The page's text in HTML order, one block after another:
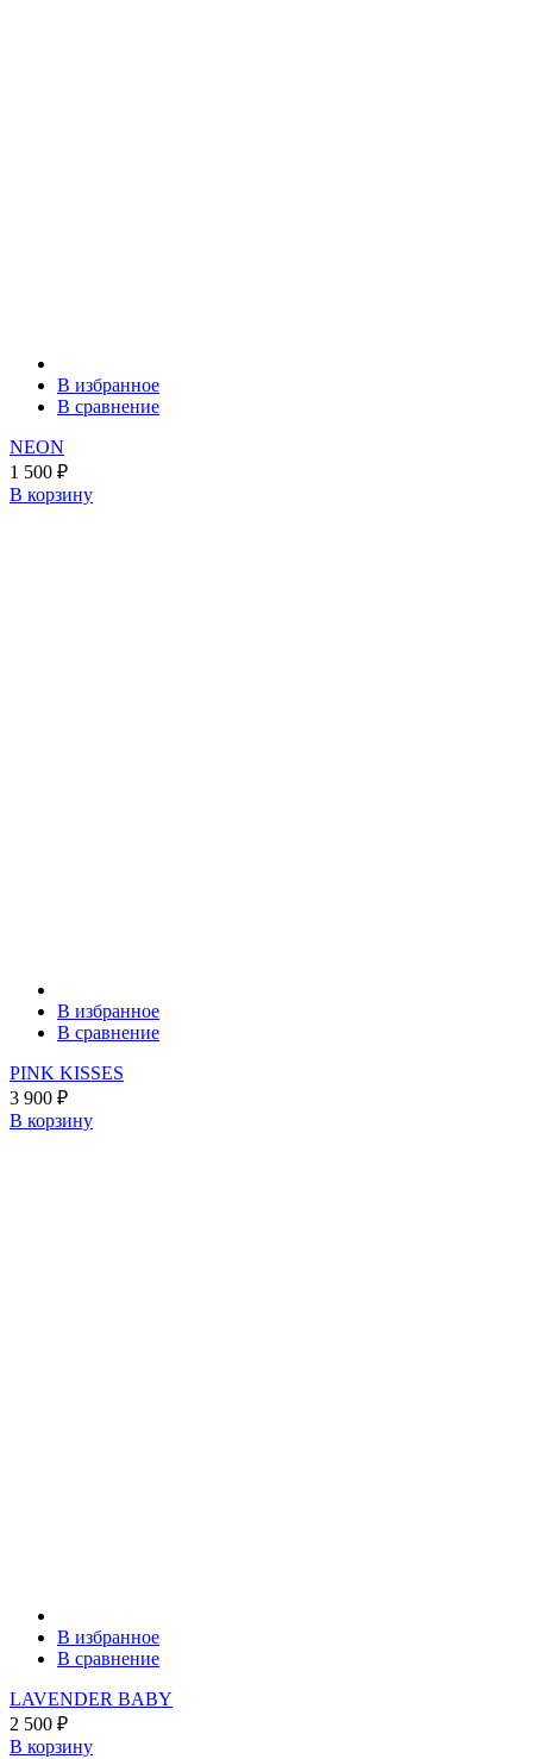
В избранное
В сравнение
NEON
1 500 ₽
В корзину
В избранное
В сравнение
PINK KISSES
3 900 ₽
В корзину
В избранное
В сравнение
LAVENDER BABY
2 500 ₽
В корзину